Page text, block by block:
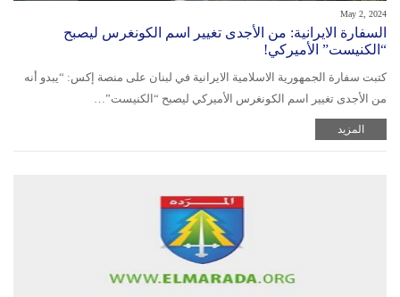
May 2, 2024
السفارة الايرانية: من الأجدى تغيير اسم الكونغرس ليصبح
“الكنيست” الأميركي!
كتبت سفارة الجمهورية الاسلامية الايرانية في لبنان على منصة إكس: “يبدو أنه
من الأجدى تغيير اسم الكونغرس الأميركي ليصبح “الكنيست”…
المزيد